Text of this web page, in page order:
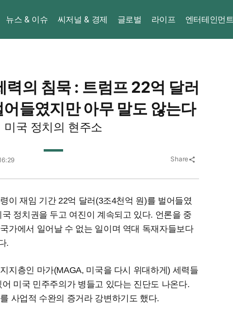
뉴스 & 이슈 씨저널 & 경제 글로벌 라이프 엔터테인먼트
력의 침묵 : 트럼프 22억 달러
들였지만 아무 말도 않는다
미국 정치의 현주소
Share share
이 재임 기간 22억 달러(3조4천억 원)를 벌어들였
정치권을 두고 여진이 계속되고 있다. 언론을 중
가에서 일어날 수 없는 일이며 역대 독재자들보다
.
지층인 마가(MAGA, 미국을 다시 위대하게) 세력들
미국 민주주의가 병들고 있다는 진단도 나온다.
사업적 수완의 증거라 강변하기도 했다.